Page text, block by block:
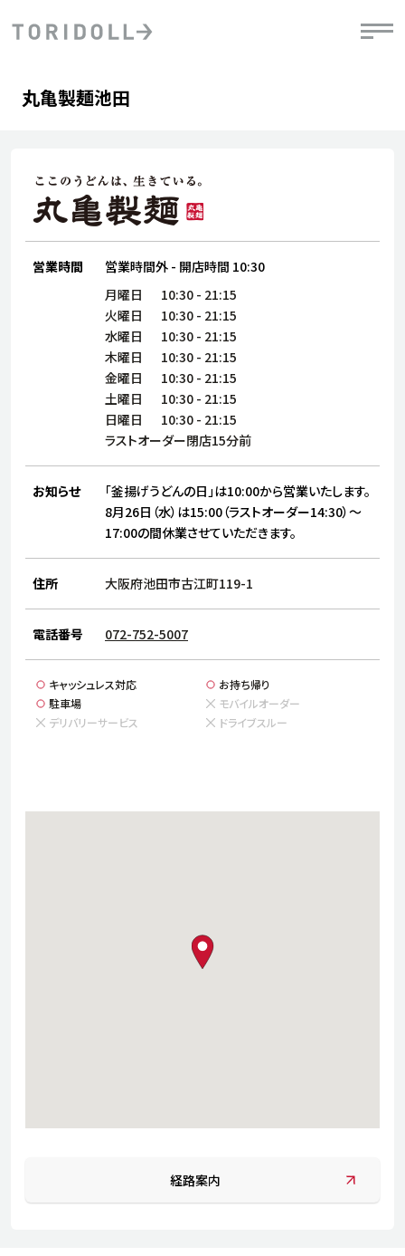
会社情報
株主・投資家情報
サステナビリティ
ブランド
店舗検索
店舗一覧
採用情報
よくある質問・お問い合わせ
デジタルトランス
フォーメーション戦略
DXビジョン2028
粟田社長が語る
トリドールのサステナビリティ
ステークホルダーとの
丸亀製麺池田
営業時間 営業時間外 - 開店時間 10:30
月曜日 10:30 - 21:15
火曜日
10:30 - 21:15
水曜日
10:30 - 21:15
木曜日
10:30 - 21:15
金曜日
10:30 - 21:15
土曜日
10:30 - 21:15
日曜日
10:30 - 21:15
ラストオーダー閉店15分前
お知らせ
「釜揚げうどんの日」は10:00から営業いたします。
8月26日（水）は15:00（ラストオーダー14:30）～
17:00の間休業させていただきます。
住所 大阪府池田市古江町119-1
電話番号 072-752-5007
キャッシュレス対応
お持ち帰り
駐車場
モバイルオーダー
デリバリーサービス
ドライブスルー
map pin
経路案内